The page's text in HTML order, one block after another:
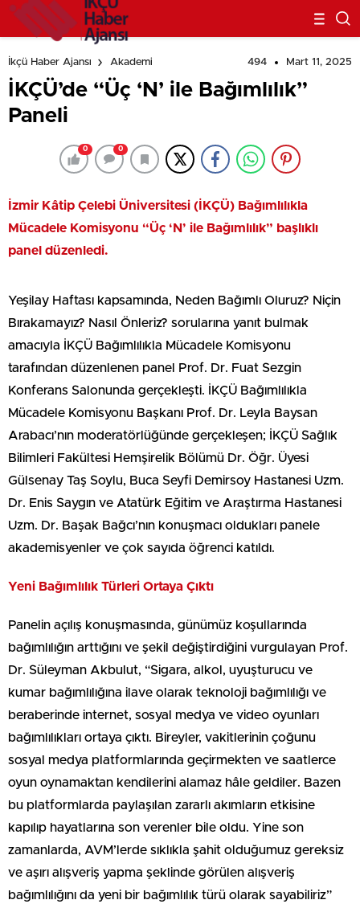
İkçü Haber Ajansı Akademi 494 Mart 11, 2025
İKÇÜ’de “Üç ‘N’ ile Bağımlılık”
Paneli
0 0
İzmir Kâtip Çelebi Üniversitesi (İKÇÜ) Bağımlılıkla
Mücadele Komisyonu “Üç ‘N’ ile Bağımlılık” başlıklı
panel düzenledi.
Yeşilay Haftası kapsamında, Neden Bağımlı Oluruz? Niçin
Bırakamayız? Nasıl Önleriz? sorularına yanıt bulmak
amacıyla İKÇÜ Bağımlılıkla Mücadele Komisyonu
tarafından düzenlenen panel Prof. Dr. Fuat Sezgin
Konferans Salonunda gerçekleşti. İKÇÜ Bağımlılıkla
Mücadele Komisyonu Başkanı Prof. Dr. Leyla Baysan
Arabacı’nın moderatörlüğünde gerçekleşen; İKÇÜ Sağlık
Bilimleri Fakültesi Hemşirelik Bölümü Dr. Öğr. Üyesi
Gülsenay Taş Soylu, Buca Seyfi Demirsoy Hastanesi Uzm.
Dr. Enis Saygın ve Atatürk Eğitim ve Araştırma Hastanesi
Uzm. Dr. Başak Bağcı’nın konuşmacı oldukları panele
akademisyenler ve çok sayıda öğrenci katıldı.
Yeni Bağımlılık Türleri Ortaya Çıktı
Panelin açılış konuşmasında, günümüz koşullarında
bağımlılığın arttığını ve şekil değiştirdiğini vurgulayan Prof.
Dr. Süleyman Akbulut, “Sigara, alkol, uyuşturucu ve
kumar bağımlılığına ilave olarak teknoloji bağımlılığı ve
beraberinde internet, sosyal medya ve video oyunları
bağımlılıkları ortaya çıktı. Bireyler, vakitlerinin çoğunu
sosyal medya platformlarında geçirmekten ve saatlerce
oyun oynamaktan kendilerini alamaz hâle geldiler. Bazen
bu platformlarda paylaşılan zararlı akımların etkisine
kapılıp hayatlarına son verenler bile oldu. Yine son
zamanlarda, AVM’lerde sıklıkla şahit olduğumuz gereksiz
ve aşırı alışveriş yapma şeklinde görülen alışveriş
bağımlılığını da yeni bir bağımlılık türü olarak sayabiliriz”